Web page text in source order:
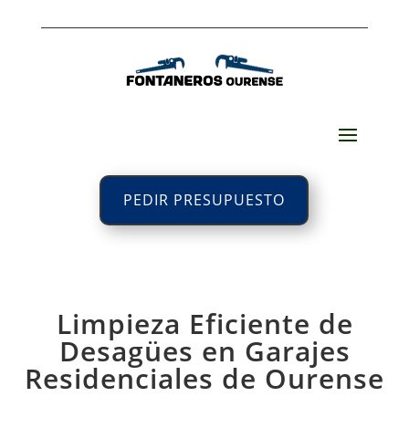
PEDIR PRESUPUESTO
Limpieza Eficiente de
Desagües en Garajes
Residenciales de Ourense